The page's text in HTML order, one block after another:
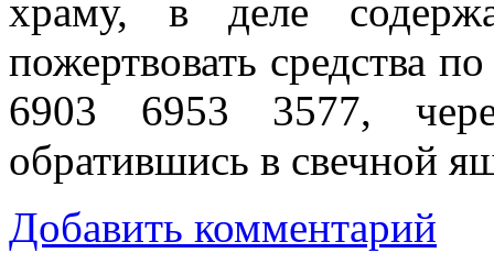
храму, в деле
пожертвовать средства
6903 6953 3577,
обратившись в свечной
Добавить комментарий